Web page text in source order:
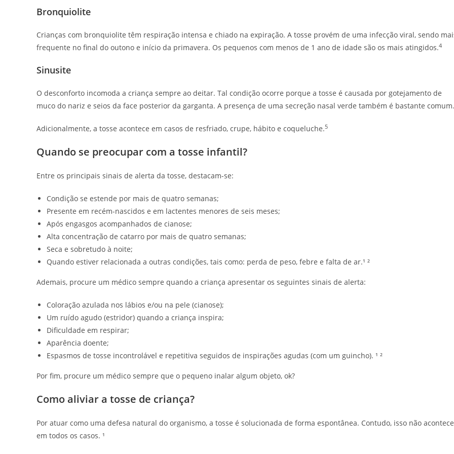
Bronquiolite
Crianças com bronquiolite têm respiração intensa e chiado na expiração. A tosse provém de uma infecção viral, sendo
frequente no final do outono e início da primavera. Os pequenos com menos de 1 ano de idade são os mais atingidos.4
Sinusite
O desconforto incomoda a criança sempre ao deitar. Tal condição ocorre porque a tosse é causada por gotejamento de
muco do nariz e seios da face posterior da garganta. A presença de uma secreção nasal verde também é bastante comum.
Adicionalmente, a tosse acontece em casos de resfriado, crupe, hábito e coqueluche.5
Quando se preocupar com a tosse infantil?
Entre os principais sinais de alerta da tosse, destacam-se:
Condição se estende por mais de quatro semanas;
Presente em recém-nascidos e em lactentes menores de seis meses;
Após engasgos acompanhados de cianose;
Alta concentração de catarro por mais de quatro semanas;
Seca e sobretudo à noite;
Quando estiver relacionada a outras condições, tais como: perda de peso, febre e falta de ar.¹ ²
Ademais, procure um médico sempre quando a criança apresentar os seguintes sinais de alerta:
Coloração azulada nos lábios e/ou na pele (cianose);
Um ruído agudo (estridor) quando a criança inspira;
Dificuldade em respirar;
Aparência doente;
Espasmos de tosse incontrolável e repetitiva seguidos de inspirações agudas (com um guincho). ¹ ²
Por fim, procure um médico sempre que o pequeno inalar algum objeto, ok?
Como aliviar a tosse de criança?
Por atuar como uma defesa natural do organismo, a tosse é solucionada de forma espontânea. Contudo, isso não acontece
em todos os casos. ¹